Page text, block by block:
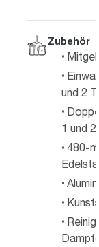
Zubehör
und 2
1 und
480-